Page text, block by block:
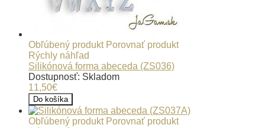
Obľúbený produkt Porovnať produkt
Rýchly náhľad
Silikónová forma abeceda (ZS036)
Dostupnosť: Skladom
11,50€
Do košíka
Obľúbený produkt Porovnať produkt